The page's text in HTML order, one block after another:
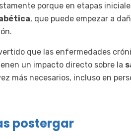
porque en etapas
, que puede empezar a
que las enfermedades
un impacto directo sobre la
más necesarios, incluso en
postergar